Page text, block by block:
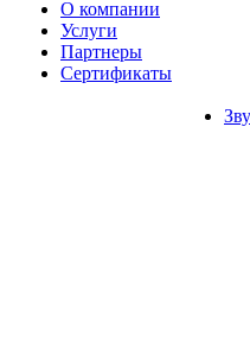
О компании
Услуги
Партнеры
Сертификаты